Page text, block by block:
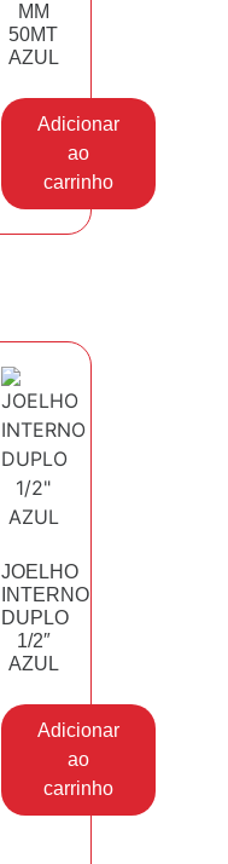
MM
50MT
AZUL
Adicionar
ao
carrinho
JOELHO
INTERNO
DUPLO
1/2″
AZUL
Adicionar
ao
carrinho